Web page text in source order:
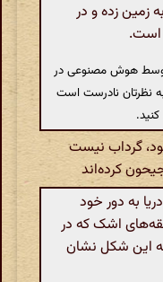
زمین زده و در
است.
توسط هوش مصنوعی در
نظرتان نادرست است
کنید.
گرداب نیست
کرده‌اند
به دور خود
اشک که در
این شکل نشان